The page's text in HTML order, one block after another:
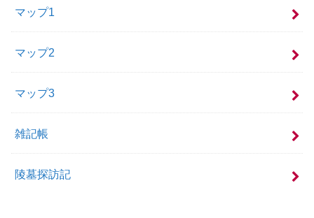
マップ1
マップ2
マップ3
雑記帳
陵墓探訪記